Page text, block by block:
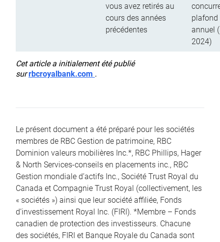
vous avez retirés au
cours des années
précédentes
annuel
2024)
Cet article a initialement été publié
surrbcroyalbank.com .
Le présent document a été préparé pour les sociétés
membres de RBC Gestion de patrimoine, RBC
Dominion valeurs mobilières Inc.*, RBC Phillips, Hager
& North Services-conseils en placements inc., RBC
Gestion mondiale d’actifs Inc., Société Trust Royal du
Canada et Compagnie Trust Royal (collectivement, les
« sociétés ») ainsi que leur société affiliée, Fonds
d’investissement Royal Inc. (FIRI). *Membre – Fonds
canadien de protection des investisseurs. Chacune
des sociétés, FIRI et Banque Royale du Canada sont